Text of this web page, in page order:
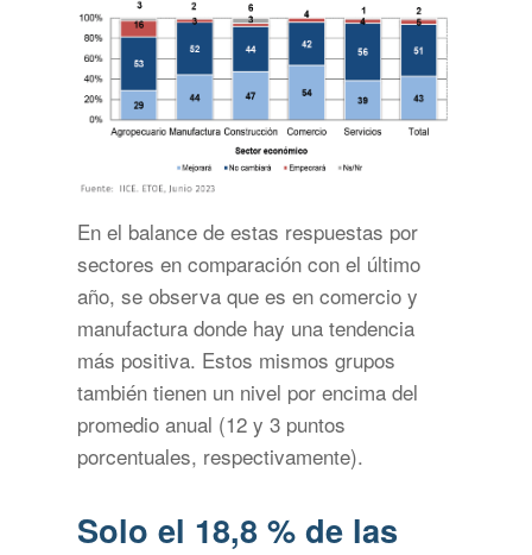
En el balance de estas respuestas por
sectores en comparación con el último
año, se observa que es en comercio y
manufactura donde hay una tendencia
más positiva. Estos mismos grupos
también tienen un nivel por encima del
promedio anual (12 y 3 puntos
porcentuales, respectivamente).
Solo el 18,8 % de las